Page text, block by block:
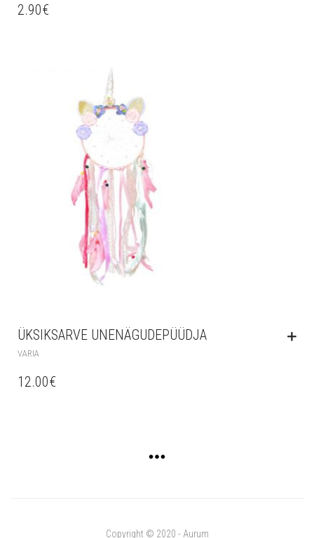
2.90€
ÜKSIKSARVE UNENÄGUDEPÜÜDJA
VARIA
12.00€
Copyright © 2020 - Aurum